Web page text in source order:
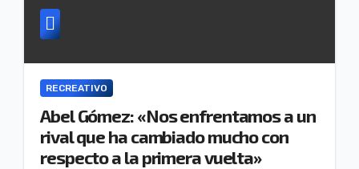
RECREATIVO
Abel Gómez: «Nos enfrentamos a un
rival que ha cambiado mucho con
respecto a la primera vuelta»